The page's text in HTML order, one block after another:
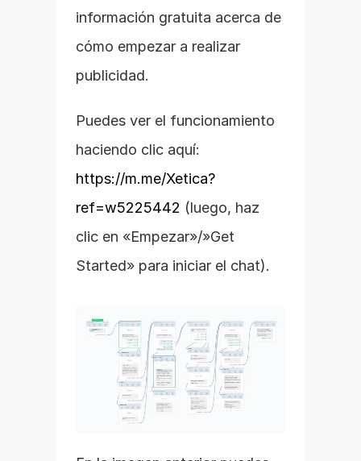
información gratuita acerca de
cómo empezar a realizar
publicidad.
Puedes ver el funcionamiento
https://m.me/Xetica?
ref=w5225442 (luego, haz
clic en «Empezar»/»Get
Started» para iniciar el chat).